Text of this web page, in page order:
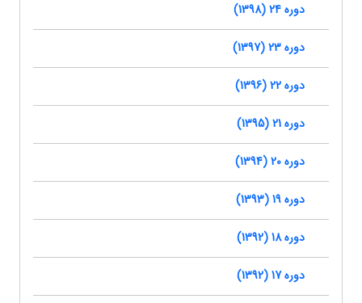
دوره 24 (1398)
دوره 23 (1397)
دوره 22 (1396)
دوره 21 (1395)
دوره 20 (1394)
دوره 19 (1393)
دوره 18 (1392)
دوره 17 (1392)